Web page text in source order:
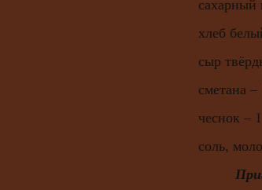
хлеб
сыр
сметана
чеснок –
соль,